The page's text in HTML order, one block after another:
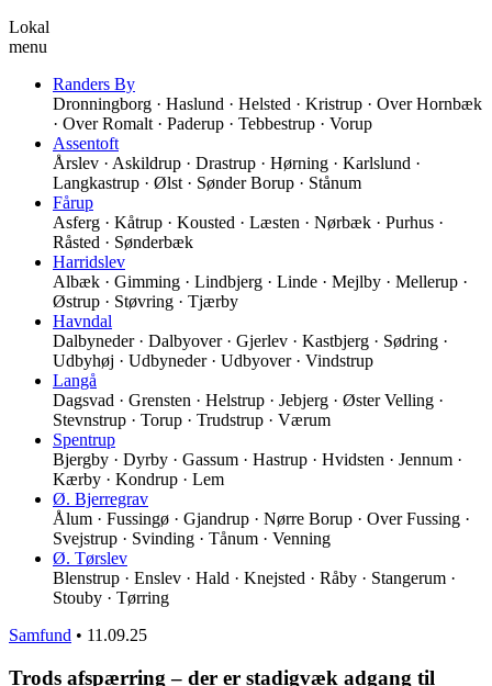
Lokal
menu
Randers By
Dronningborg · Haslund · Helsted · Kristrup · Over Hornbæk
· Over Romalt · Paderup · Tebbestrup · Vorup
Assentoft
Årslev · Askildrup · Drastrup · Hørning · Karlslund ·
Langkastrup · Ølst · Sønder Borup · Stånum
Fårup
Asferg · Kåtrup · Kousted · Læsten · Nørbæk · Purhus ·
Råsted · Sønderbæk
Harridslev
Albæk · Gimming · Lindbjerg · Linde · Mejlby · Mellerup ·
Østrup · Støvring · Tjærby
Havndal
Dalbyneder · Dalbyover · Gjerlev · Kastbjerg · Sødring ·
Udbyhøj · Udbyneder · Udbyover · Vindstrup
Langå
Dagsvad · Grensten · Helstrup · Jebjerg · Øster Velling ·
Stevnstrup · Torup · Trudstrup · Værum
Spentrup
Bjergby · Dyrby · Gassum · Hastrup · Hvidsten · Jennum ·
Kærby · Kondrup · Lem
Ø. Bjerregrav
Ålum · Fussingø · Gjandrup · Nørre Borup · Over Fussing ·
Svejstrup · Svinding · Tånum · Venning
Ø. Tørslev
Blenstrup · Enslev · Hald · Knejsted · Råby · Stangerum ·
Stouby · Tørring
Samfund • 11.09.25
Trods afspærring – der er stadigvæk adgang til